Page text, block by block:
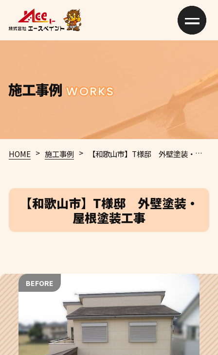
施工事例 WORKS
HOME > 施工事例 > 【和歌山市】T様邸 外壁塗装・屋根塗装工事
【和歌山市】T様邸 外壁塗装・
屋根塗装工事
BEFORE